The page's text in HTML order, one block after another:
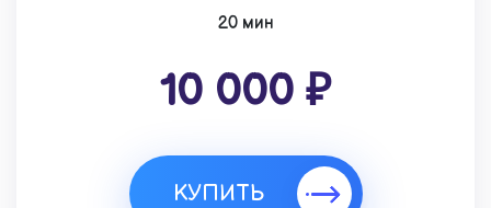
20 мин
10 000 ₽
КУПИТЬ